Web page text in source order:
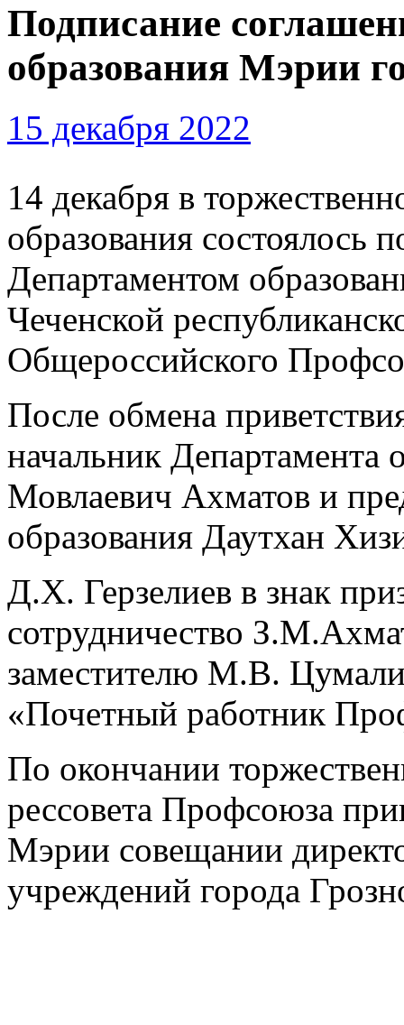
Подписание
образования Мэрии
15 декабря 2022
14 декабря в
образования состоялось
Департаментом
Чеченской
Общероссийского
После обмена
начальник Департамента
Мовлаевич Ахматов и
образования Даутхан
Д.Х. Герзелиев в знак
сотрудничество
заместителю М.В.
«Почетный работник
По окончании
рессовета Профсоюза
Мэрии совещании
учреждений города